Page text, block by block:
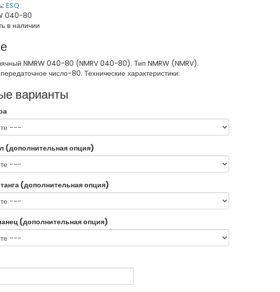
ESQ
040-80
в наличии
NMRW 040-80 (NMRV 040-80). Тип NMRW (NMRV).
число-80. Технические характеристики:
варианты
(дополнительная опция)
(дополнительная опция)
(дополнительная опция)